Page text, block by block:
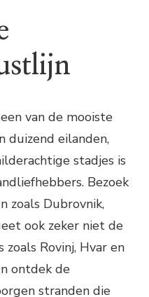
van de mooiste
duizend eilanden,
stadjes is
Bezoek
zoals Dubrovnik,
ook zeker niet de
Rovinj, Hvar en
ontdek de
stranden die